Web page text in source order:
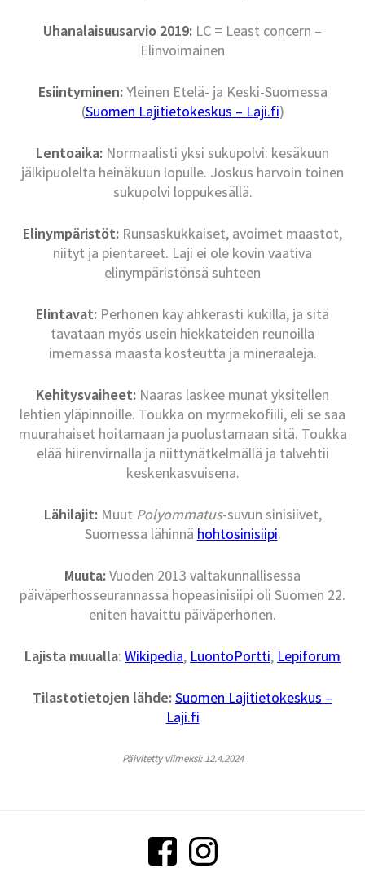
Uhanalaisuusarvio 2019: LC = Least concern –
Elinvoimainen
Esiintyminen:Yleinen Etelä- ja Keski-Suomessa
(Suomen Lajitietokeskus – Laji.fi)
Lentoaika: Normaalisti yksi sukupolvi: kesäkuun
jälkipuolelta heinäkuun lopulle. Joskus harvoin toinen
sukupolvi loppukesällä.
Elinympäristöt: Runsaskukkaiset, avoimet maastot,
niityt ja pientareet. Laji ei ole kovin vaativa
elinympäristönsä suhteen
Elintavat: Perhonen käy ahkerasti kukilla, ja sitä
tavataan myös usein hiekkateiden reunoilla
imemässä maasta kosteutta ja mineraaleja.
Kehitysvaiheet: Naaras laskee munat yksitellen
lehtien yläpinnoille. Toukka on myrmekofiili, eli se saa
muurahaiset hoitamaan ja puolustamaan sitä. Toukka
elää hiirenvirnalla ja niittynätkelmällä ja talvehtii
keskenkasvuisena.
Lähilajit:Muut Polyommatus-suvun sinisiivet,
Suomessa lähinnä hohtosinisiipi.
Muuta:Vuoden 2013 valtakunnallisessa
päiväperhosseurannassa hopeasinisiipi oli Suomen 22.
eniten havaittu päiväperhonen.
Lajista muualla: Wikipedia, LuontoPortti, Lepiforum
Tilastotietojen lähde:Suomen Lajitietokeskus –
Laji.fi
Päivitetty viimeksi: 12.4.2024